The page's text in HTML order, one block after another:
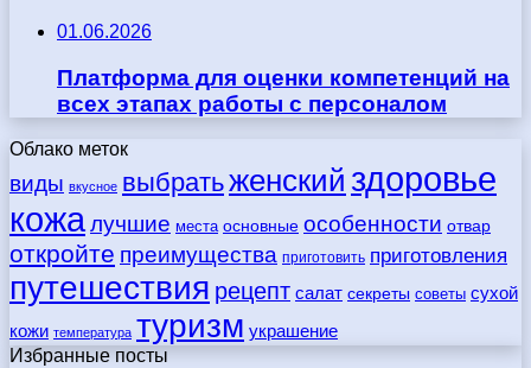
01.06.2026
Платформа для оценки компетенций на
всех этапах работы с персоналом
Облако меток
виды вкусное выбратьженский здоровье
кожалучшие места основные особенности отвар
откройте преимущества приготовить приготовления
путешествия рецепт салат секреты советы сухой
кожи температура туризм украшение
Избранные посты